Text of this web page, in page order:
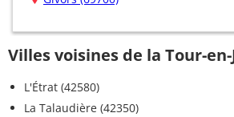
Villes voisines de la Tour-
L'Étrat (42580)
La Talaudière (42350)